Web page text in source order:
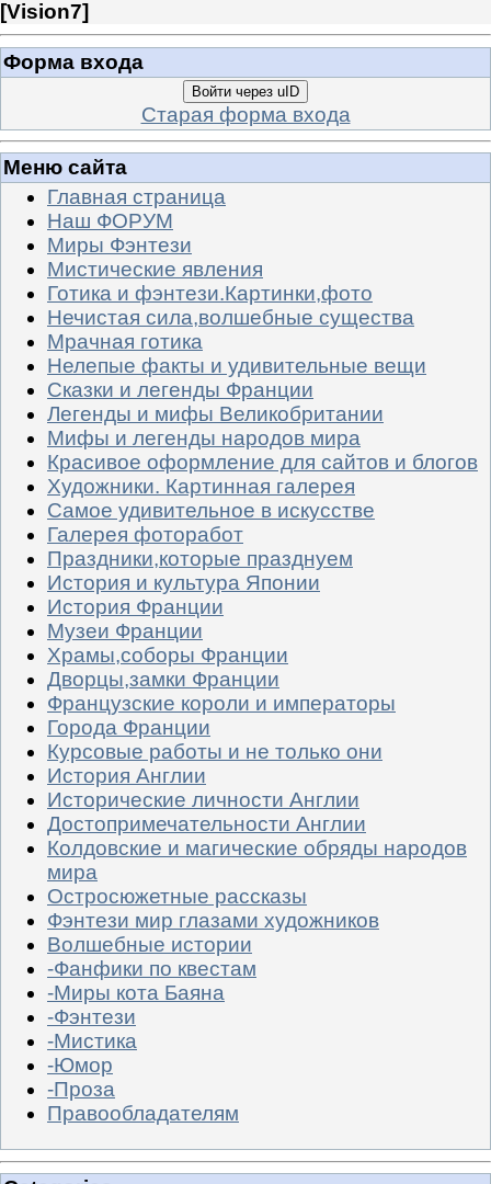
[Vision7]
Форма входа
Войти через uID
Старая форма входа
Меню сайта
Главная страница
Наш ФОРУМ
Миры Фэнтези
Мистические явления
Готика и фэнтези.Картинки,фото
Нечистая сила,волшебные существа
Мрачная готика
Нелепые факты и удивительные вещи
Сказки и легенды Франции
Легенды и мифы Великобритании
Мифы и легенды народов мира
Красивое оформление для сайтов и блогов
Художники. Картинная галерея
Самое удивительное в искусстве
Галерея фоторабот
Праздники,которые празднуем
История и культура Японии
История Франции
Музеи Франции
Храмы,соборы Франции
Дворцы,замки Франции
Французские короли и императоры
Города Франции
Курсовые работы и не только они
История Англии
Исторические личности Англии
Достопримечательности Англии
Колдовские и магические обряды народов
мира
Остросюжетные рассказы
Фэнтези мир глазами художников
Волшебные истории
-Фанфики по квестам
-Миры кота Баяна
-Фэнтези
-Мистика
-Юмор
-Проза
Правообладателям